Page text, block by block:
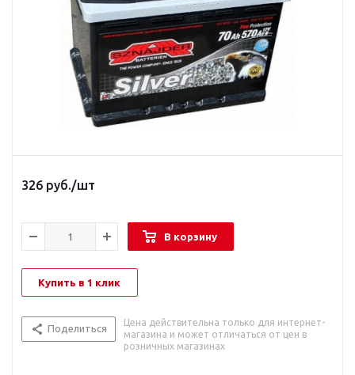
326 руб./шт
В корзину
Купить в 1 клик
Поделиться
Цена действительна только для интернет-
магазина и может отличаться от цен в
розничных магазинах